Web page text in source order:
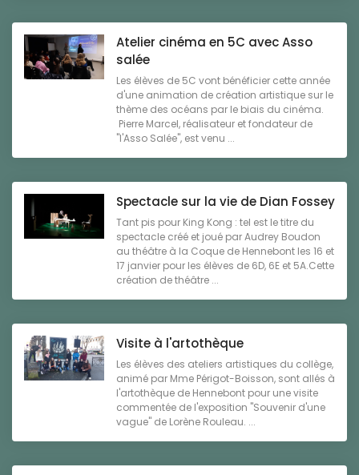
Atelier cinéma en 5C avec Asso
salée
Les élèves de 5C vont bénéficier cette année
d'une animation de création artistique sur le
thème des océans par le biais du cinéma.
Pierre Marcel, réalisateur et fondateur de
"l'Asso Salée", est venu ...
Spectacle sur la vie de Dian Fossey
Tant pis pour King Kong : tel est le titre du
spectacle créé et joué par Audrey Boudon
au théâtre à la Coque de Hennebont les 16 et
17 janvier pour les élèves de 6D, 6E et 5A.Cette
création de théâtre ...
Visite à l'artothèque
Les élèves des ateliers artistiques du collège,
animé par Mme Périgot-Boisson, sont allés à
l'artothèque de Hennebont pour une visite
commentée de l'exposition "Souvenir d'une
vague" de Lorène Rouleau. ...